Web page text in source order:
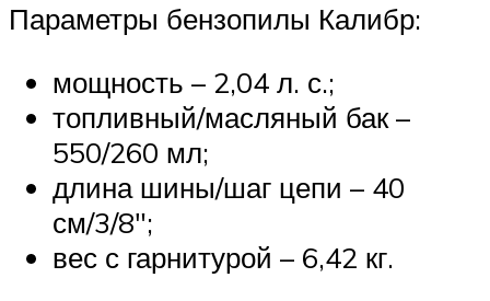
Параметры бензопилы Калибр:
мощность – 2,04 л. с.;
топливный/масляный бак –
550/260 мл;
длина шины/шаг цепи – 40
см/3/8″;
вес с гарнитурой – 6,42 кг.